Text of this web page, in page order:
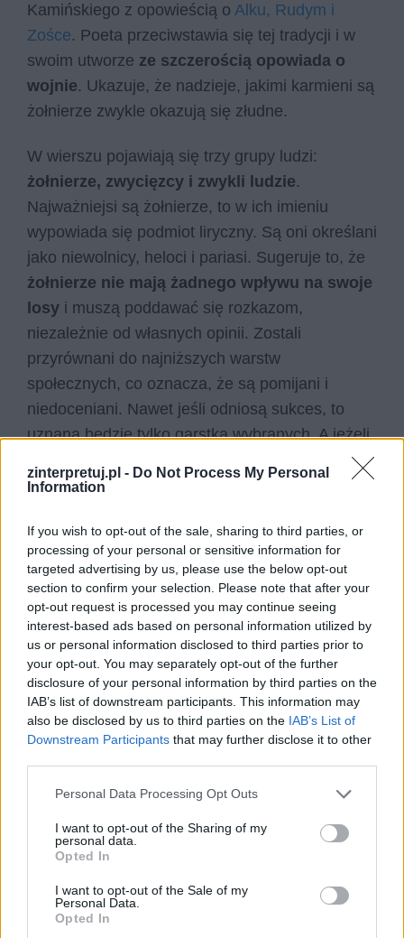
zinterpretuj.pl - Do Not Process My Personal
Information
If you wish to opt-out of the sale, sharing to third parties, or
processing of your personal or sensitive information for
targeted advertising by us, please use the below opt-out
section to confirm your selection. Please note that after your
opt-out request is processed you may continue seeing
interest-based ads based on personal information utilized by
us or personal information disclosed to third parties prior to
your opt-out. You may separately opt-out of the further
disclosure of your personal information by third parties on the
IAB’s list of downstream participants. This information may
also be disclosed by us to third parties on the IAB’s List of
Downstream Participants that may further disclose it to other
Personal Data Processing Opt Outs
I want to opt-out of the Sharing of my
personal data.
Opted In
I want to opt-out of the Sale of my
Personal Data.
Opted In
Kamińskiego z opowieścią o Alku, Rudym i
Zośce. Poeta przeciwstawia się tej tradycji i w
swoim utworze ze szczerością opowiada o
wojnie. Ukazuje, że nadzieje, jakimi karmieni są
żołnierze zwykle okazują się złudne.
W wierszu pojawiają się trzy grupy ludzi:
żołnierze, zwycięzcy i zwykli ludzie.
Najważniejsi są żołnierze, to w ich imieniu
wypowiada się podmiot liryczny. Są oni określani
jako niewolnicy, heloci i pariasi. Sugeruje to, że
żołnierze nie mają żadnego wpływu na swoje
losy i muszą poddawać się rozkazom,
niezależnie od własnych opinii. Zostali
przyrównani do najniższych warstw
społecznych, co oznacza, że są pomijani i
niedoceniani. Nawet jeśli odniosą sukces, to
uznana będzie tylko garstka wybranych. A jeżeli
ktoś okaże im wdzięczność, to w wątpliwe jest,
czy ewentualna sława warta jest poniesionych
Poeta przytacza słowa, którymi mogą pocieszać
się walczący. Czwarta i piąta strofa przypomina
pieśń, która dla otuchy mogą śpiewać żołnierze.
W jej słowach powtarzają, że „niepróżno” walczą
i się wysilają. Jednak to tylko ułuda. Ostatecznie
zostanie po nich „złom żelazny i głuchy, drwiący
śmiech pokoleń”. Oznacza to, że żołnierze bez
większego sensu stracą życie i zostaną
W utworze zostali wspomnieni także
korzyści. Wykorzystują żołnierzy do osiągania
celów, a potem o nich zapominają. Poza nimi są